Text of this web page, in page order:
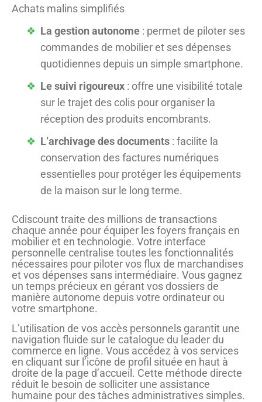
Achats malins simplifiés
La gestion autonome : permet de piloter ses
commandes de mobilier et ses dépenses
quotidiennes depuis un simple smartphone.
Le suivi rigoureux : offre une visibilité totale
sur le trajet des colis pour organiser la
réception des produits encombrants.
L’archivage des documents : facilite la
conservation des factures numériques
essentielles pour protéger les équipements
de la maison sur le long terme.
Cdiscount traite des millions de transactions
chaque année pour équiper les foyers français en
mobilier et en technologie. Votre interface
personnelle centralise toutes les fonctionnalités
nécessaires pour piloter vos flux de marchandises
et vos dépenses sans intermédiaire. Vous gagnez
un temps précieux en gérant vos dossiers de
manière autonome depuis votre ordinateur ou
votre smartphone.
L’utilisation de vos accès personnels garantit une
navigation fluide sur le catalogue du leader du
commerce en ligne. Vous accédez à vos services
en cliquant sur l’icône de profil située en haut à
droite de la page d’accueil. Cette méthode directe
réduit le besoin de solliciter une assistance
humaine pour des tâches administratives simples.